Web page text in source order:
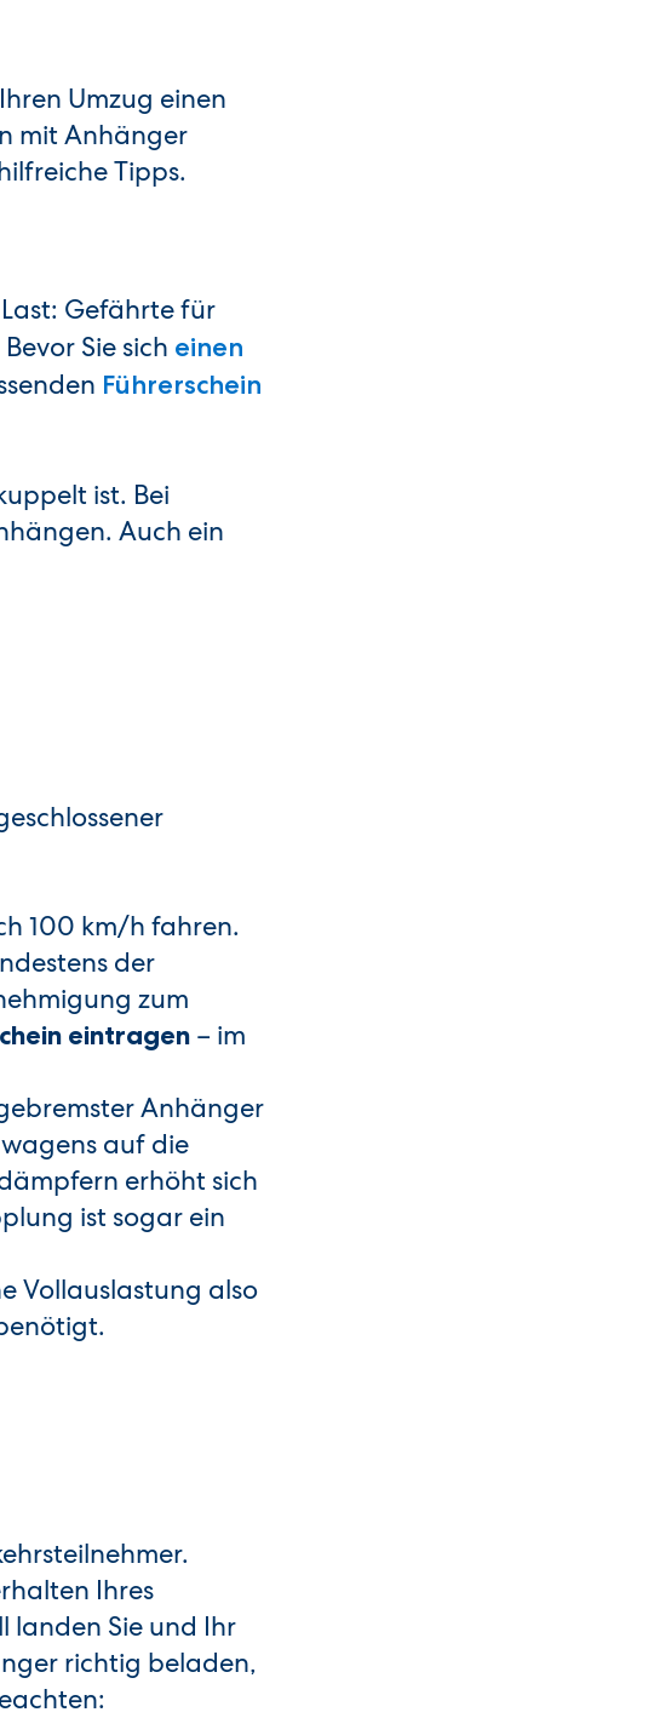
Umzug einen
mit Anhänger
Tipps.
Gefährte für
Sie sich einen
Führerschein
ist. Bei
Auch ein
100 km/h fahren.
der
zum
eintragen – im
Anhänger
auf die
erhöht sich
ist sogar ein
Vollauslastung also
Ihres
landen Sie und Ihr
richtig beladen,